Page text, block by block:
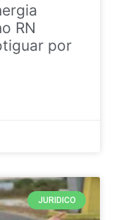
RN
por
JURIDICO